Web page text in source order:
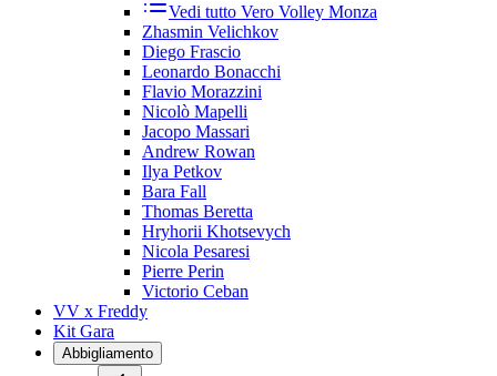
Vedi tutto Vero Volley Monza
Zhasmin Velichkov
Diego Frascio
Leonardo Bonacchi
Flavio Morazzini
Nicolò Mapelli
Jacopo Massari
Andrew Rowan
Ilya Petkov
Bara Fall
Thomas Beretta
Hryhorii Khotsevych
Nicola Pesaresi
Pierre Perin
Victorio Ceban
VV x Freddy
Kit Gara
Abbigliamento